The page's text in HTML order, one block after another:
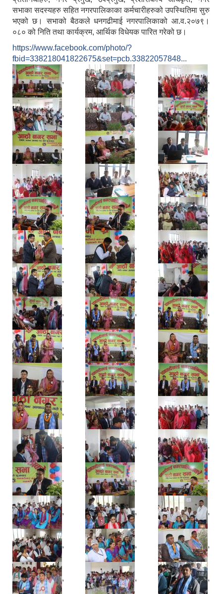
सभाका सदस्यहरु सहित नगरपालिकाका कर्मचारीहरुको उपस्थितिमा सुरु
भएको छ। सभाको बैठकले धनगढीमाई नगरपालिकाको आ.व.२०७९।
०८० को निति तथा कार्यक्रम, आर्थिक विधेयक पारित गरेको छ।
https://www.facebook.com/photo/?
fbid=338218041822675&set=pcb.33822057848...
, , ,
, , ,
, , ,
, , ,
, , ,
, , ,
, , ,
, , ,
, , ,
, , ,
, , ,
, , ,
, , ,
, , ,
, , ,
, , ,